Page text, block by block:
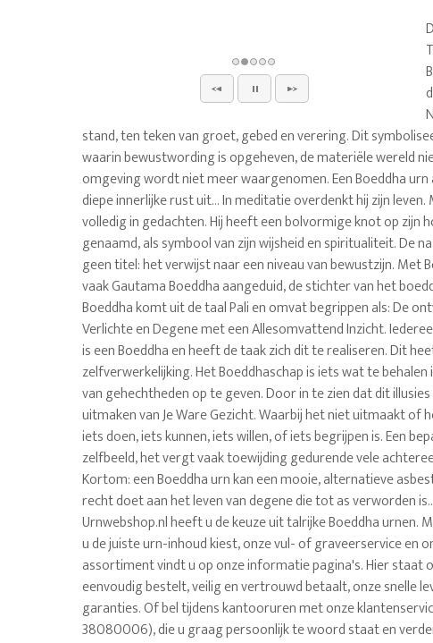
stand, ten teken van groet, gebed en verering. Dit
waarin bewustwording is opgeheven, de materiële wereld
omgeving wordt niet meer waargenomen. Een Boeddha
diepe innerlijke rust uit... In meditatie overdenkt hij zijn
volledig in gedachten. Hij heeft een bolvormige knot op zijn
genaamd, als symbool van zijn wijsheid en spiritualiteit. De
geen titel: het verwijst naar een niveau van bewustzijn. Met
vaak Gautama Boeddha aangeduid, de stichter van het
Boeddha komt uit de taal Pali en omvat begrippen als: De
Verlichte en Degene met een Allesomvattend Inzicht.
is een Boeddha en heeft de taak zich dit te realiseren. Dit
zelfverwerkelijking. Het Boeddhaschap is iets wat te
van gehechtheden op te geven. Door in te zien dat dit
uitmaken van Je Ware Gezicht. Waarbij het niet uitmaakt of
iets doen, iets kunnen, iets willen, of iets begrijpen is. Een
zelfbeeld, het vergt vaak toewijding gedurende vele
Kortom: een Boeddha urn kan een mooie, alternatieve
recht doet aan het leven van degene die tot as verworden
Urnwebshop.nl heeft u de keuze uit talrijke Boeddha urnen.
u de juiste urn-inhoud kiest, onze vul- of graveerservice en
assortiment vindt u op onze informatie pagina's. Hier staat
eenvoudig bestelt, veilig en vertrouwd betaalt, onze snelle
garanties. Of bel tijdens kantooruren met onze
38080006), die u graag persoonlijk te woord staat en